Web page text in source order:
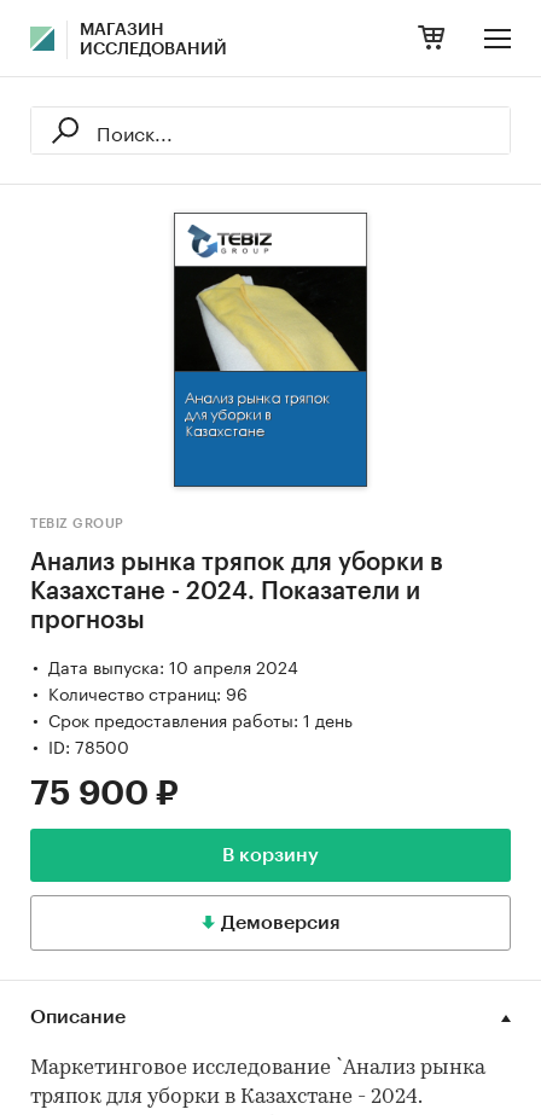
МАГАЗИН
ИССЛЕДОВАНИЙ
TEBIZ GROUP
Анализ рынка тряпок для уборки в
Казахстане - 2024. Показатели и
прогнозы
Дата выпуска: 10 апреля 2024
Количество страниц: 96
Срок предоставления работы: 1 день
ID: 78500
75 900 ₽
В корзину
Демоверсия
Описание
Маркетинговое исследование `Анализ рынка
тряпок для уборки в Казахстане - 2024.